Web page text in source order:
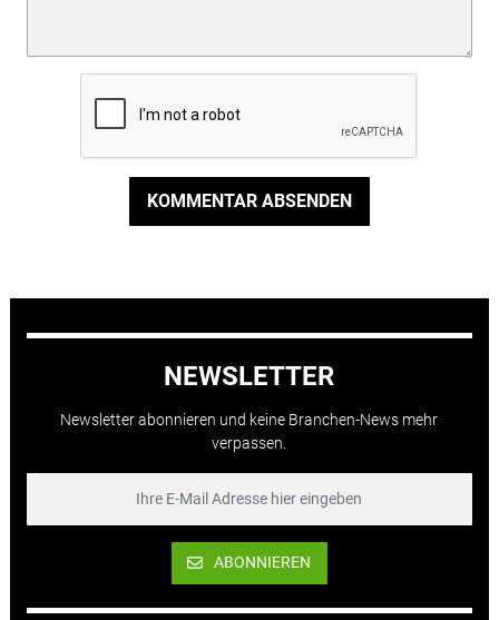
KOMMENTAR ABSENDEN
NEWSLETTER
Newsletter abonnieren und keine Branchen-News mehr
verpassen.
ABONNIEREN